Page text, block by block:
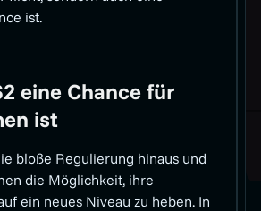
ist.
eine Chance für
ist
bloße Regulierung hinaus und
die Möglichkeit, ihre
ein neues Niveau zu heben. In